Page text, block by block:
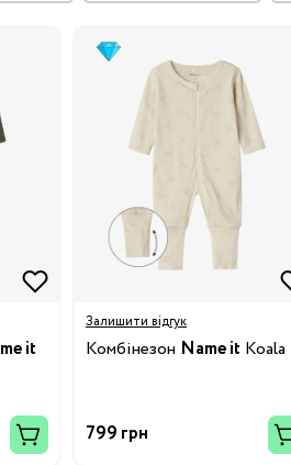
it
Залишити відгук
Комбінезон Name it Koala
799 грн